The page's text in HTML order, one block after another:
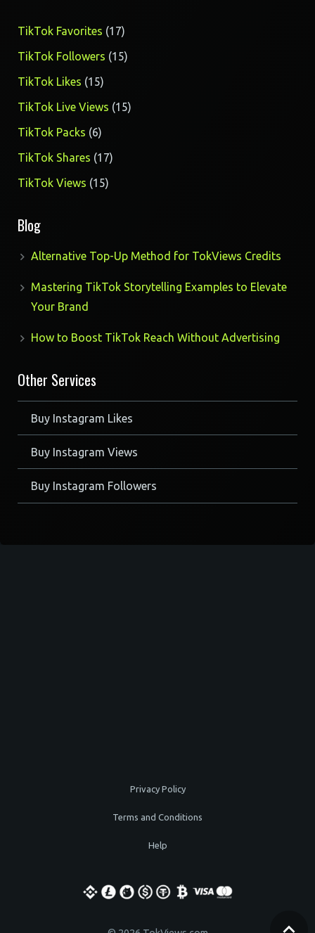
TikTok Favorites 1717
products
TikTok Followers 1515
TikTok Likes 1515
products
TikTok Live Views 1515
TikTok Packs 66
products
TikTok Shares 1717
TikTok Views 1515
Blog
Alternative Top-Up Method for TokViews Credits
Mastering TikTok Storytelling Examples to Elevate
Your Brand
How to Boost TikTok Reach Without Advertising
Other Services
Buy Instagram Likes
Buy Instagram Views
Buy Instagram Followers
Privacy Policy
Terms and Conditions
Help